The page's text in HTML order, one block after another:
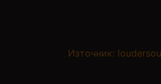
Източник: